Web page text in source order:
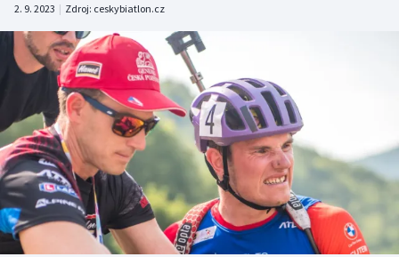
DALŠÍ SPORTY
Americký fotbal
Baseball a softbal
Basketbal
NEPŘEHLÉDNĚTE
Soutěže
Historické návraty
Aplikace ČT sport
2. 9. 2023 | Zdroj: ceskybiatlon.cz